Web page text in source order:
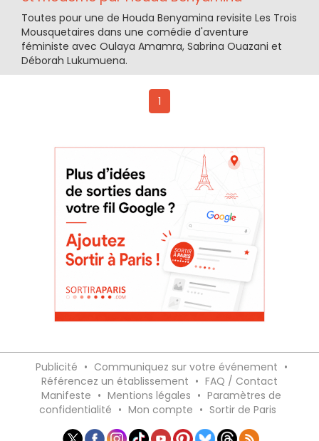
Toutes pour une de Houda Benyamina revisite Les Trois
Mousquetaires dans une comédie d'aventure
féministe avec Oulaya Amamra, Sabrina Ouazani et
Déborah Lukumuena.
1
Publicité • Communiquez sur votre événement •
Référencez un établissement • FAQ / Contact
Manifeste • Mentions légales • Paramètres de
confidentialité • Mon compte • Sortir de Paris